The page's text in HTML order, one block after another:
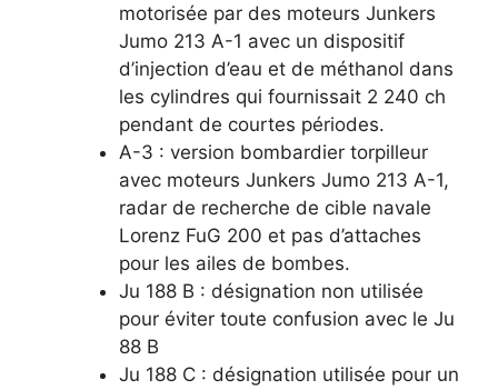
motorisée par des moteurs Junkers
Jumo 213 A-1 avec un dispositif
d’injection d’eau et de méthanol dans
les cylindres qui fournissait 2 240 ch
pendant de courtes périodes.
A-3 : version bombardier torpilleur
avec moteurs Junkers Jumo 213 A-1,
radar de recherche de cible navale
Lorenz FuG 200 et pas d’attaches
pour les ailes de bombes.
Ju 188 B : désignation non utilisée
pour éviter toute confusion avec le Ju
88 B
Ju 188 C : désignation utilisée pour un